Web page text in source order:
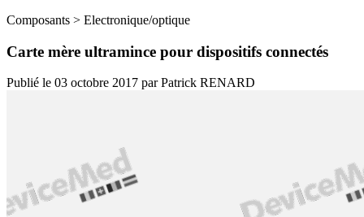
Composants > Electronique/optique
Carte mère ultramince pour dispositifs connectés
Publié le 03 octobre 2017 parPatrick RENARD